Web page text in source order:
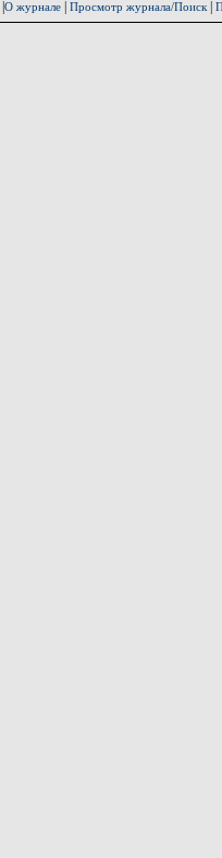
О журнале| Просмотр журнала/Поиск|